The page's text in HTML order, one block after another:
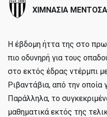
ΧΙΜΝΑΣΙΑ ΜΕΝΤΟΣΑ
Η έβδομη ήττα της στο
πιο οδυνηρή για τους
στο εκτός έδρας ντέρμπι
Ριβαντάβια, από την οποία
Παράλληλα, το
μαθηματικά εκτός της